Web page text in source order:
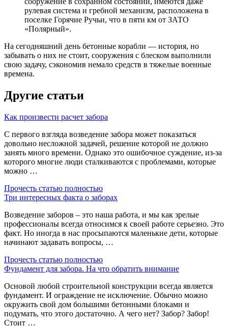
рулевая система и гребной механизм, расположена в
поселке Горячие Ручьи, что в пяти км от ЗАТО
«Полярный».
На сегодняшний день бетонные корабли — история, но
забывать о них не стоит, сооружения с блеском выполнили
свою задачу, сэкономив немало средств в тяжелые военные
времена.
Другие статьи
Как произвести расчет забора
С первого взгляда возведение забора может показаться
довольно несложной задачей, решение которой не должно
занять много времени. Однако это ошибочное суждение, из-за
которого многие люди сталкиваются с проблемами, которые
можно …
Прочесть статью полностью
Три интересных факта о заборах
Возведение заборов – это наша работа, и мы как зрелые
профессионалы всегда относимся к своей работе серьезно. Это
факт. Но иногда в нас просыпаются маленькие дети, которые
начинают задавать вопросы, …
Прочесть статью полностью
Фундамент для забора. На что обратить внимание
Основой любой строительной конструкции всегда является
фундамент. И ограждение не исключение. Обычно можно
окружить свой дом большими бетонными блоками и
подумать, что этого достаточно. А чего нет? Забор? Забор!
Стоит …